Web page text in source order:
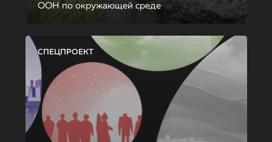
ООН по окружающей среде
СПЕЦПРОЕКТ